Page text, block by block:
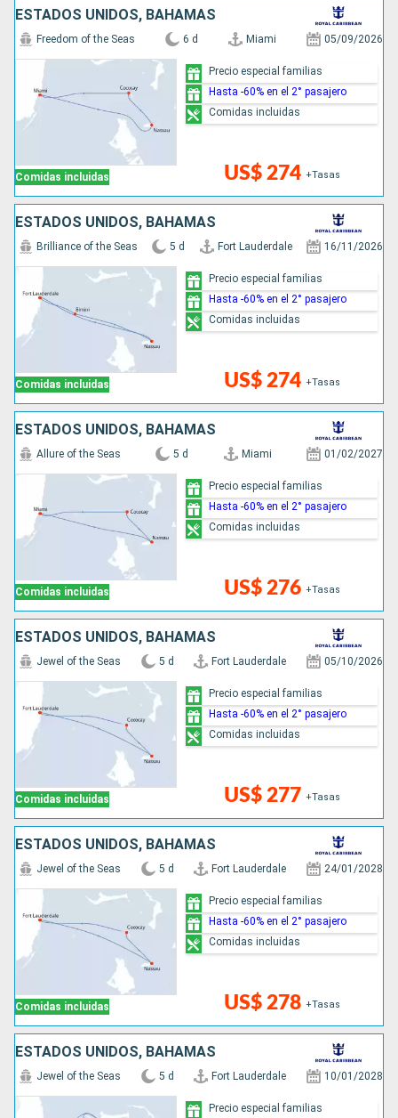
ESTADOS UNIDOS, BAHAMAS
Comidas incluidas
Freedom of the Seas 6 d Miami 05/09/2026
US$ 274 +Tasas
Precio especial familias
Hasta -60% en el 2° pasajero
Comidas incluidas
ESTADOS UNIDOS, BAHAMAS
Comidas incluidas
Brilliance of the Seas 5 d Fort Lauderdale 16/11/2026
US$ 274 +Tasas
Precio especial familias
Hasta -60% en el 2° pasajero
Comidas incluidas
ESTADOS UNIDOS, BAHAMAS
Comidas incluidas
Allure of the Seas 5 d Miami 01/02/2027
US$ 276 +Tasas
Precio especial familias
Hasta -60% en el 2° pasajero
Comidas incluidas
ESTADOS UNIDOS, BAHAMAS
Comidas incluidas
Jewel of the Seas 5 d Fort Lauderdale 05/10/2026
US$ 277 +Tasas
Precio especial familias
Hasta -60% en el 2° pasajero
Comidas incluidas
ESTADOS UNIDOS, BAHAMAS
Comidas incluidas
Jewel of the Seas 5 d Fort Lauderdale 24/01/2028
US$ 278 +Tasas
Precio especial familias
Hasta -60% en el 2° pasajero
Comidas incluidas
ESTADOS UNIDOS, BAHAMAS
Jewel of the Seas 5 d Fort Lauderdale 10/01/2028
Precio especial familias